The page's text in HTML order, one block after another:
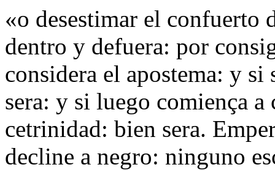
«o desestimar el confuerto
dentro y defuera: por
considera el apostema: y
sera: y si luego comiença
cetrinidad: bien sera.
decline a negro: ninguno